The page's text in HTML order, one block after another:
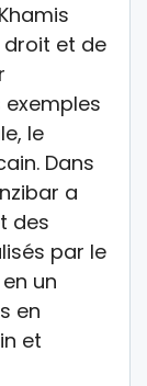
droit et de
exemples
le
Dans
a
des
par le
un
en
et